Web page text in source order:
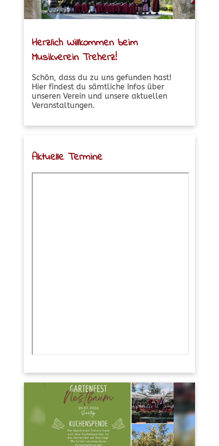
Herzlich Willkommen beim
Musikverein Treherz!
Schön, dass du zu uns gefunden hast!
Hier findest du sämtliche Infos über
unseren Verein und unsere aktuellen
Veranstaltungen.
Aktuelle Termine